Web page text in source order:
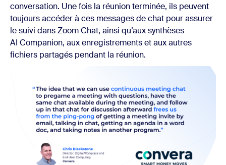
conversation. Une fois la réunion terminée, ils peuvent
toujours accéder à ces messages de chat pour assurer
le suivi dans Zoom Chat, ainsi qu’aux synthèses
AI Companion, aux enregistrements et aux autres
fichiers partagés pendant la réunion.